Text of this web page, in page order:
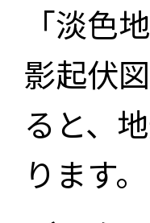
「淡色
影起伏
ると、
ります。